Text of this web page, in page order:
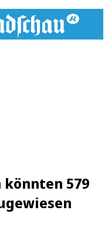
könnten 579